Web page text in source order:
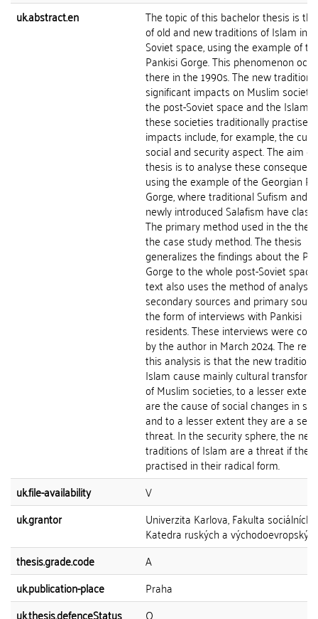
uk.abstract.en
The topic of this bachelor thesis is
of old and new traditions of Islam in
Soviet space, using the example of
Pankisi Gorge. This phenomenon
there in the 1990s. The new
significant impacts on Muslim
the post-Soviet space and the Islam
these societies traditionally
impacts include, for example, the
social and security aspect. The aim
thesis is to analyse these
using the example of the Georgian
Gorge, where traditional Sufism and
newly introduced Salafism have
The primary method used in the
the case study method. The thesis
generalizes the findings about the
Gorge to the whole post-Soviet
text also uses the method of
secondary sources and primary
the form of interviews with Pankisi
residents. These interviews were
by the author in March 2024. The
this analysis is that the new
Islam cause mainly cultural
of Muslim societies, to a lesser
are the cause of social changes in
and to a lesser extent they are a
threat. In the security sphere, the new
traditions of Islam are a threat if they
practised in their radical form.
uk.file-availability
V
uk.grantor
Univerzita Karlova, Fakulta sociálních
Katedra ruských a
thesis.grade.code
A
uk.publication-place
Praha
uk.thesis.defenceStatus
O